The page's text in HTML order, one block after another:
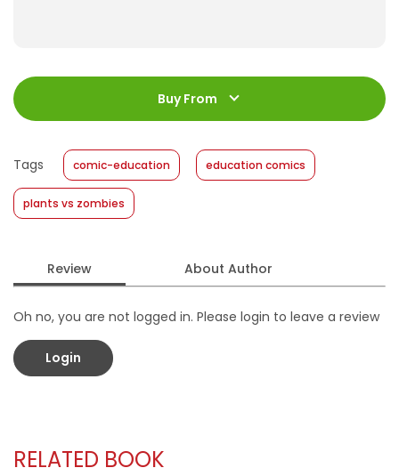
ISBN :
9786230311628
176 halaman
Size
:
18 x 24
Format
: Softcover
Buy From
Tags comic-education education comics
plants vs zombies
Review About Author
Oh no, you are not logged in. Please login to leave a review
Login
RELATED BOOK